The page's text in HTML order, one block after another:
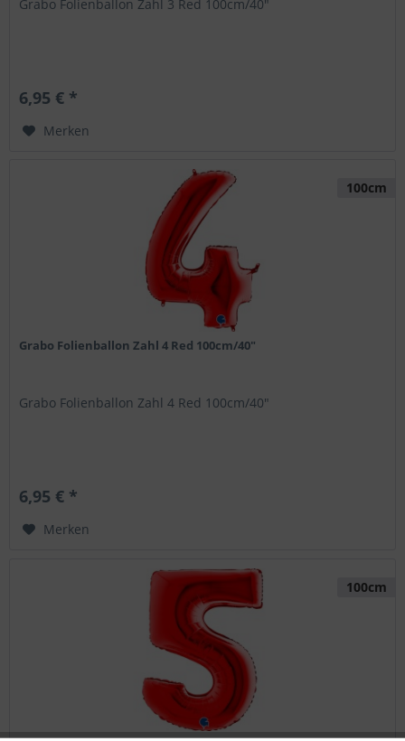
Grabo Folienballon Zahl 3 Red 100cm/40"
6,95 € *
Merken
100cm
Grabo Folienballon Zahl 4 Red 100cm/40"
Grabo Folienballon Zahl 4 Red 100cm/40"
6,95 € *
Merken
100cm